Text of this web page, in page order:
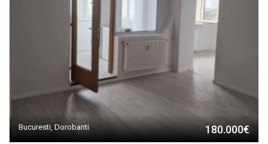
Bucuresti, Dorobanti 180.000€